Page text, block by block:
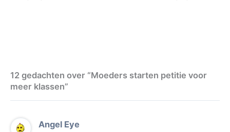
12 gedachten over “Moeders starten petitie voor
meer klassen”
Angel Eye